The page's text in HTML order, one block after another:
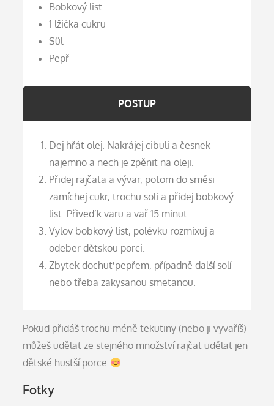
Bobkový list
1 lžička cukru
Sůl
Pepř
POSTUP
Dej hřát olej. Nakrájej cibuli a česnek
najemno a nech je zpěnit na oleji.
Přidej rajčata a vývar, potom do směsi
zamíchej cukr, trochu soli a přidej bobkový
list. Přiveď k varu a vař 15 minut.
Vylov bobkový list, polévku rozmixuj a
odeber dětskou porci.
Zbytek dochuť pepřem, případně další solí
nebo třeba zakysanou smetanou.
Pokud přidáš trochu méně tekutiny (nebo ji vyvaříš)
můžeš udělat ze stejného množství rajčat udělat jen
dětské hustší porce
Fotky